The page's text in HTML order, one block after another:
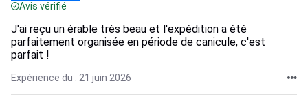
Avis vérifié
J'ai reçu un érable très beau et l'expédition a été
parfaitement organisée en période de canicule, c'est
parfait !
Expérience du : 21 juin 2026